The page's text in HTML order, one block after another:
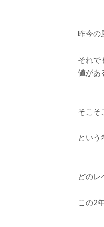
昨今の
それで
値があ
そこそ
という
どのレ
この2